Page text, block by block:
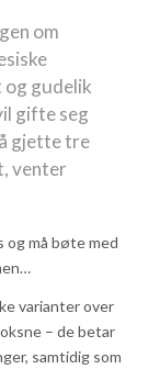
om
og gudelik
gifte seg
gjette tre
venter
og må bøte med
varianter over
– de betar
samtidig som